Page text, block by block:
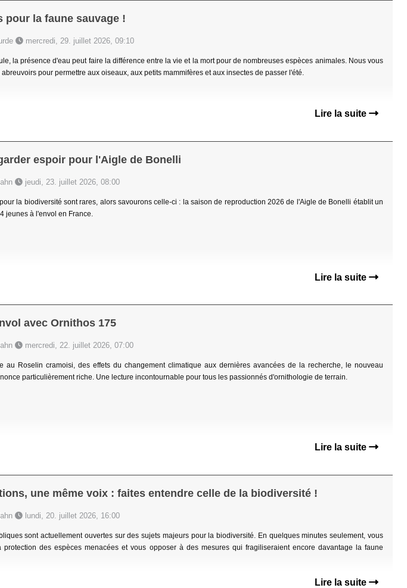
pour la faune sauvage !
mercredi, 29. juillet 2026, 09:10
la présence d'eau peut faire la différence entre la vie et la mort pour de nombreuses espèces animales. Nous vous
pour permettre aux oiseaux, aux petits mammifères et aux insectes de passer l'été.
Lire la suite
espoir pour l'Aigle de Bonelli
jeudi, 23. juillet 2026, 08:00
la biodiversité sont rares, alors savourons celle-ci : la saison de reproduction 2026 de l'Aigle de Bonelli établit un
jeunes à l'envol en France.
Lire la suite
avec Ornithos 175
mercredi, 22. juillet 2026, 07:00
au Roselin cramoisi, des effets du changement climatique aux dernières avancées de la recherche, le nouveau
particulièrement riche. Une lecture incontournable pour tous les passionnés d'ornithologie de terrain.
Lire la suite
une même voix : faites entendre celle de la biodiversité !
lundi, 20. juillet 2026, 16:00
sont actuellement ouvertes sur des sujets majeurs pour la biodiversité. En quelques minutes seulement, vous
protection des espèces menacées et vous opposer à des mesures qui fragiliseraient encore davantage la faune
Lire la suite